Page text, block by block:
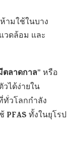
ามใช้ในบาง
วดล้อม และ
ตลาดกาล” หรือ
ได้ง่ายใน
ทั่วโลกกำลัง
PFAS ทั้งในยุโรป